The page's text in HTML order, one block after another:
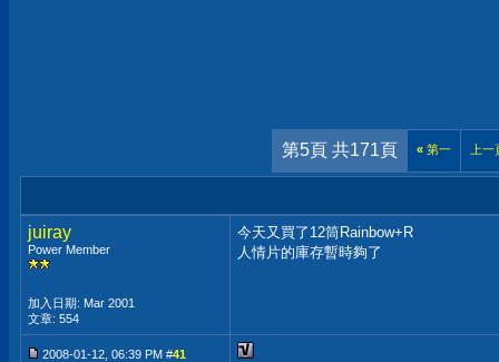
第5頁 共171頁 «第一 上一
juiray
Power Member
加入日期: Mar 2001
文章: 554
今天又買了12筒Rainbow+R
人情片的庫存暫時夠了
2008-01-12, 06:39 PM #41